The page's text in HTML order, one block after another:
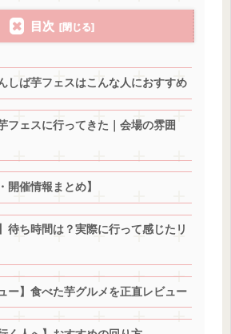
目次
しば芋フェスはこんな人におすすめ
フェスに行ってきた｜会場の雰囲
開催情報まとめ】
待ち時間は？実際に行って感じたリ
ー】食べた芋グルメを正直レビュー